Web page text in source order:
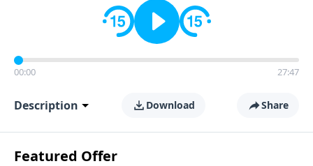
00:00 27:47
Description Download Share
Featured Offer